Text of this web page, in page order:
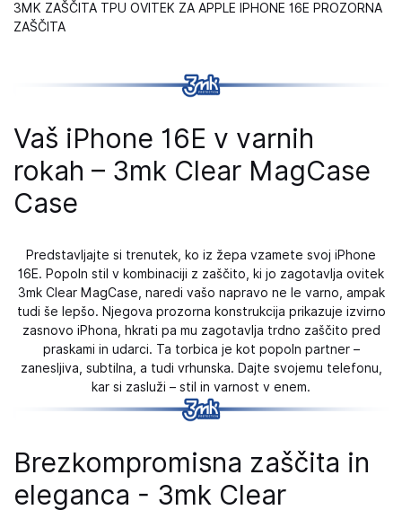
3MK ZAŠČITA TPU OVITEK ZA APPLE IPHONE 16E PROZORNA
ZAŠČITA
Vaš iPhone 16E v varnih
rokah – 3mk Clear MagCase
Case
Predstavljajte si trenutek, ko iz žepa vzamete svoj iPhone
16E. Popoln stil v kombinaciji z zaščito, ki jo zagotavlja ovitek
3mk Clear MagCase, naredi vašo napravo ne le varno, ampak
tudi še lepšo. Njegova prozorna konstrukcija prikazuje izvirno
zasnovo iPhona, hkrati pa mu zagotavlja trdno zaščito pred
praskami in udarci. Ta torbica je kot popoln partner –
zanesljiva, subtilna, a tudi vrhunska. Dajte svojemu telefonu,
kar si zasluži – stil in varnost v enem.
Brezkompromisna zaščita in
eleganca - 3mk Clear